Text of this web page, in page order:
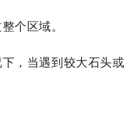
个区域。
，当遇到较大石头或